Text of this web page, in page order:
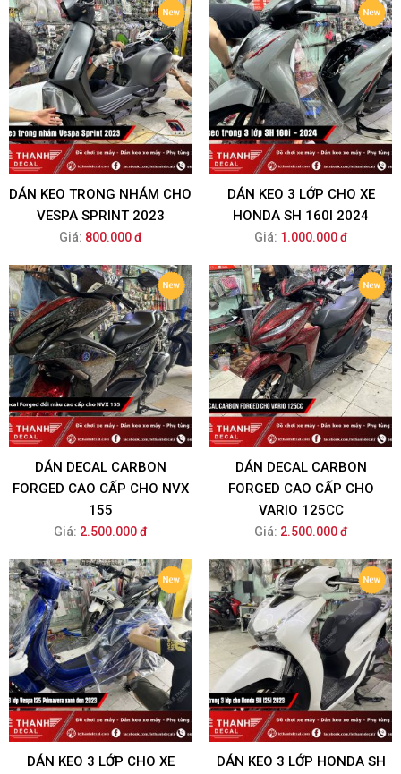
DÁN KEO TRONG NHÁM CHO
VESPA SPRINT 2023
Giá: 800.000 đ
DÁN KEO 3 LỚP CHO XE
HONDA SH 160I 2024
Giá: 1.000.000 đ
DÁN DECAL CARBON
FORGED CAO CẤP CHO NVX
155
Giá: 2.500.000 đ
DÁN DECAL CARBON
FORGED CAO CẤP CHO
VARIO 125CC
Giá: 2.500.000 đ
DÁN KEO 3 LỚP CHO XE
DÁN KEO 3 LỚP HONDA SH